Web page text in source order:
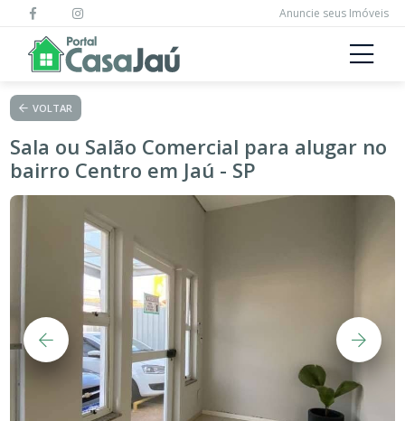
Anuncie seus Imóveis
VOLTAR
Sala ou Salão Comercial para alugar no
bairro Centro em Jaú - SP